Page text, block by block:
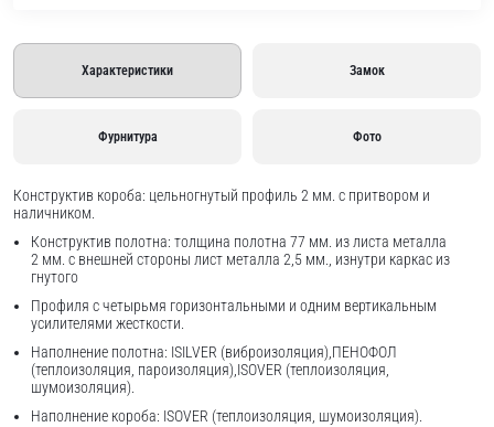
Характеристики Замок
Фурнитура Фото
Конструктив короба: цельногнутый профиль 2 мм. с притвором и
наличником.
Конструктив полотна: толщина полотна 77 мм. из листа металла
2 мм. с внешней стороны лист металла 2,5 мм., изнутри каркас из
гнутого
Профиля с четырьмя горизонтальными и одним вертикальным
усилителями жесткости.
Наполнение полотна: ISILVER (виброизоляция),ПЕНОФОЛ
(теплоизоляция, пароизоляция),ISOVER (теплоизоляция,
шумоизоляция).
Наполнение короба: ISOVER (теплоизоляция, шумоизоляция).